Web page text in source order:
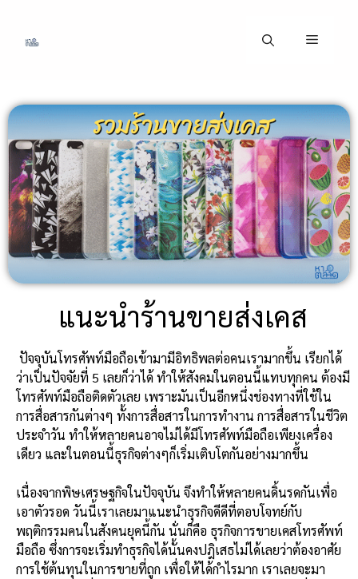
แนะนำร้านขายส่งเคส
ปัจจุบันโทรศัพท์มือถือเข้ามามีอิทธิพลต่อคนเรามากขึ้น เรียกได้
ว่าเป็นปัจจัยที่ 5 เลยก็ว่าได้ ทำให้สังคมในตอนนี้แทบทุกคน ต้องมี
โทรศัพท์มือถือติดตัวเลย เพราะมันเป็นอีกหนึ่งช่องทางที่ใช้ใน
การสื่อสารกันต่างๆ ทั้งการสื่อสารในการทำงาน การสื่อสารในชีวิต
ประจำวัน ทำให้หลายคนอาจไม่ได้มีโทรศัพท์มือถือเพียงเครื่อง
เดียว และในตอนนี้ธุรกิจต่างๆก็เริ่มเติบโตกันอย่างมากขึ้น
เนื่องจากพิษเศรษฐกิจในปัจจุบัน จึงทำให้หลายคนดิ้นรดกันเพื่อ
เอาตัวรอด วันนี้เราเลยมาแนะนำธุรกิจดีดีที่ตอบโจทย์กับ
พฤติกรรมคนในสังคนยุคนี้กัน นั่นก็คือ ธุรกิจการขายเคสโทรศัพท์
มือถือ ซึ่งการจะเริ่มทำธุรกิจได้นั้นคงปฎิเสธไม่ได้เลยว่าต้องอาศัย
การใช้ต้นทุนในการขายที่ถูก เพื่อให้ได้กำไรมาก เราเลยจะมา